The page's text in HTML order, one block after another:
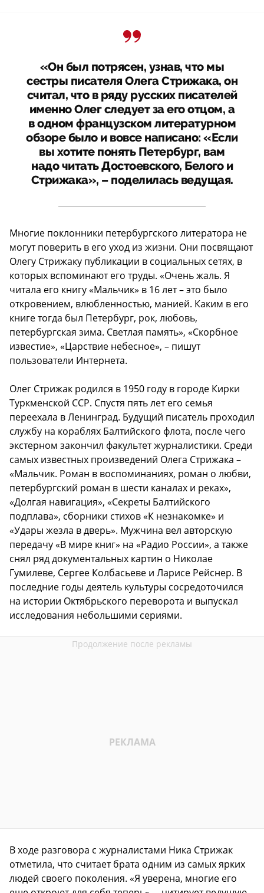
«Он был потрясен, узнав, что мы
сестры писателя Олега Стрижака, он
считал, что в ряду русских писателей
именно Олег следует за его отцом, а
в одном французском литературном
обзоре было и вовсе написано: «Если
вы хотите понять Петербург, вам
надо читать Достоевского, Белого и
Стрижака», – поделилась ведущая.
Многие поклонники петербургского литератора не
могут поверить в его уход из жизни. Они посвящают
Олегу Стрижаку публикации в социальных сетях, в
которых вспоминают его труды. «Очень жаль. Я
читала его книгу «Мальчик» в 16 лет – это было
откровением, влюбленностью, манией. Каким в его
книге тогда был Петербург, рок, любовь,
петербургская зима. Светлая память», «Скорбное
известие», «Царствие небесное», – пишут
пользователи Интернета.
Олег Стрижак родился в 1950 году в городе Кирки
Туркменской ССР. Спустя пять лет его семья
переехала в Ленинград. Будущий писатель проходил
службу на кораблях Балтийского флота, после чего
экстерном закончил факультет журналистики. Среди
самых известных произведений Олега Стрижака –
«Мальчик. Роман в воспоминаниях, роман о любви,
петербургский роман в шести каналах и реках»,
«Долгая навигация», «Секреты Балтийского
подплава», сборники стихов «К незнакомке» и
«Удары жезла в дверь». Мужчина вел авторскую
передачу «В мире книг» на «Радио России», а также
снял ряд документальных картин о Николае
Гумилеве, Сергее Колбасьеве и Ларисе Рейснер. В
последние годы деятель культуры сосредоточился
на истории Октябрьского переворота и выпускал
исследования небольшими сериями.
В ходе разговора с журналистами Ника Стрижак
отметила, что считает брата одним из самых ярких
людей своего поколения. «Я уверена, многие его